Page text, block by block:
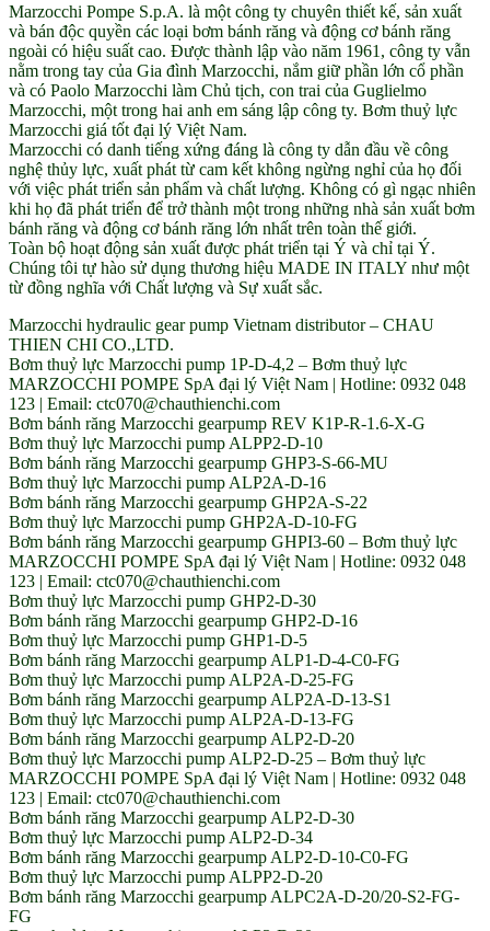
Marzocchi Pompe S.p.A. là một công ty chuyên thiết kế, sản xuất
và bán độc quyền các loại bơm bánh răng và động cơ bánh răng
ngoài có hiệu suất cao. Được thành lập vào năm 1961, công ty vẫn
nằm trong tay của Gia đình Marzocchi, nắm giữ phần lớn cổ phần
và có Paolo Marzocchi làm Chủ tịch, con trai của Guglielmo
Marzocchi, một trong hai anh em sáng lập công ty. Bơm thuỷ lực
Marzocchi giá tốt đại lý Việt Nam.
Marzocchi có danh tiếng xứng đáng là công ty dẫn đầu về công
nghệ thủy lực, xuất phát từ cam kết không ngừng nghỉ của họ đối
với việc phát triển sản phẩm và chất lượng. Không có gì ngạc nhiên
khi họ đã phát triển để trở thành một trong những nhà sản xuất bơm
bánh răng và động cơ bánh răng lớn nhất trên toàn thế giới.
Toàn bộ hoạt động sản xuất được phát triển tại Ý và chỉ tại Ý.
Chúng tôi tự hào sử dụng thương hiệu MADE IN ITALY như một
từ đồng nghĩa với Chất lượng và Sự xuất sắc.
Marzocchi hydraulic gear pump Vietnam distributor – CHAU
THIEN CHI CO.,LTD.
Bơm thuỷ lực Marzocchi pump 1P-D-4,2 – Bơm thuỷ lực
MARZOCCHI POMPE SpA đại lý Việt Nam | Hotline: 0932 048
123 | Email: ctc070@chauthienchi.com
Bơm bánh răng Marzocchi gearpump REV K1P-R-1.6-X-G
Bơm thuỷ lực Marzocchi pump ALPP2-D-10
Bơm bánh răng Marzocchi gearpump GHP3-S-66-MU
Bơm thuỷ lực Marzocchi pump ALP2A-D-16
Bơm bánh răng Marzocchi gearpump GHP2A-S-22
Bơm thuỷ lực Marzocchi pump GHP2A-D-10-FG
Bơm bánh răng Marzocchi gearpump GHPI3-60 – Bơm thuỷ lực
MARZOCCHI POMPE SpA đại lý Việt Nam | Hotline: 0932 048
123 | Email: ctc070@chauthienchi.com
Bơm thuỷ lực Marzocchi pump GHP2-D-30
Bơm bánh răng Marzocchi gearpump GHP2-D-16
Bơm thuỷ lực Marzocchi pump GHP1-D-5
Bơm bánh răng Marzocchi gearpump ALP1-D-4-C0-FG
Bơm thuỷ lực Marzocchi pump ALP2A-D-25-FG
Bơm bánh răng Marzocchi gearpump ALP2A-D-13-S1
Bơm thuỷ lực Marzocchi pump ALP2A-D-13-FG
Bơm bánh răng Marzocchi gearpump ALP2-D-20
Bơm thuỷ lực Marzocchi pump ALP2-D-25 – Bơm thuỷ lực
MARZOCCHI POMPE SpA đại lý Việt Nam | Hotline: 0932 048
123 | Email: ctc070@chauthienchi.com
Bơm bánh răng Marzocchi gearpump ALP2-D-30
Bơm thuỷ lực Marzocchi pump ALP2-D-34
Bơm bánh răng Marzocchi gearpump ALP2-D-10-C0-FG
Bơm thuỷ lực Marzocchi pump ALPP2-D-20
Bơm bánh răng Marzocchi gearpump ALPC2A-D-20/20-S2-FG-
FG